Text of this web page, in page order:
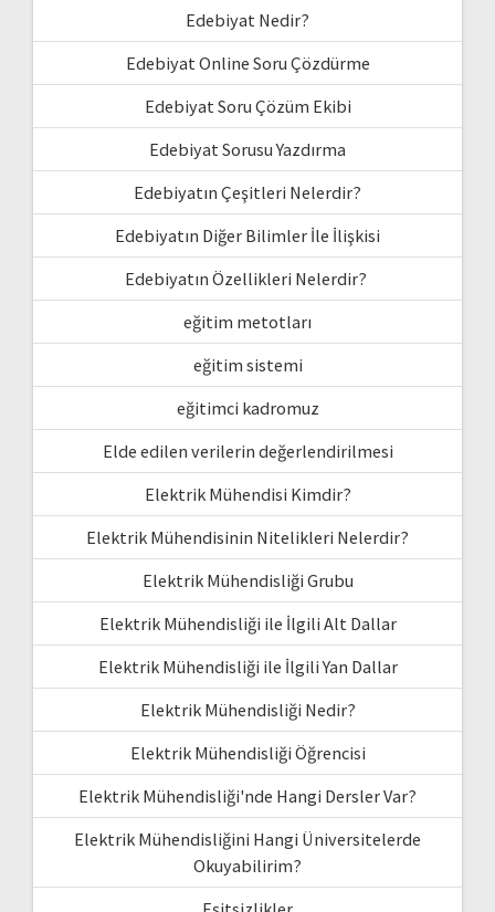
Edebiyat Nedir?
Edebiyat Online Soru Çözdürme
Edebiyat Soru Çözüm Ekibi
Edebiyat Sorusu Yazdırma
Edebiyatın Çeşitleri Nelerdir?
Edebiyatın Diğer Bilimler İle İlişkisi
Edebiyatın Özellikleri Nelerdir?
eğitim metotları
eğitim sistemi
eğitimci kadromuz
Elde edilen verilerin değerlendirilmesi
Elektrik Mühendisi Kimdir?
Elektrik Mühendisinin Nitelikleri Nelerdir?
Elektrik Mühendisliği Grubu
Elektrik Mühendisliği ile İlgili Alt Dallar
Elektrik Mühendisliği ile İlgili Yan Dallar
Elektrik Mühendisliği Nedir?
Elektrik Mühendisliği Öğrencisi
Elektrik Mühendisliği'nde Hangi Dersler Var?
Elektrik Mühendisliğini Hangi Üniversitelerde
Okuyabilirim?